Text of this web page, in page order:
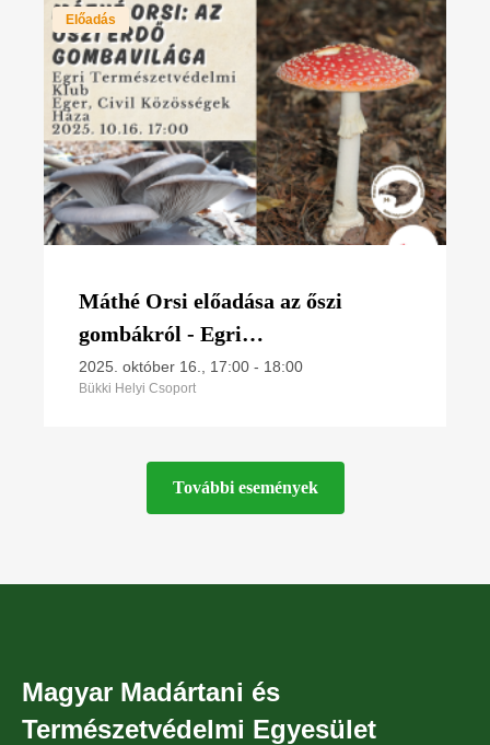
Előadás
Máthé Orsi előadása az őszi
gombákról - Egri
Természetvédelmi Klub
2025. október 16., 17:00 - 18:00
Bükki Helyi Csoport
További események
Magyar Madártani és
Természetvédelmi Egyesület